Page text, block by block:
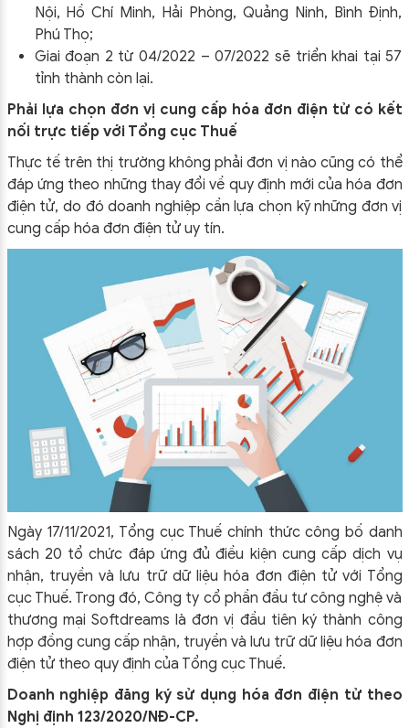
Nội, Hồ Chí Minh, Hải Phòng, Quảng Ninh, Bình Định,
Phú Thọ;
Giai đoạn 2 từ 04/2022 – 07/2022 sẽ triển khai tại 57
tỉnh thành còn lại.
Phải lựa chọn đơn vị cung cấp hóa đơn điện tử có kết
nối trực tiếp với Tổng cục Thuế
Thực tế trên thị trường không phải đơn vị nào cũng có thể
đáp ứng theo những thay đổi về quy định mới của hóa đơn
điện tử, do đó doanh nghiệp cần lựa chọn kỹ những đơn vị
cung cấp hóa đơn điện tử uy tín.
Ngày 17/11/2021, Tổng cục Thuế chính thức công bố danh
sách 20 tổ chức đáp ứng đủ điều kiện cung cấp dịch vụ
nhận, truyền và lưu trữ dữ liệu hóa đơn điện tử với Tổng
cục Thuế. Trong đó, Công ty cổ phần đầu tư công nghệ và
thương mại Softdreams là đơn vị đầu tiên ký thành công
hợp đồng cung cấp nhận, truyền và lưu trữ dữ liệu hóa đơn
điện tử theo quy định của Tổng cục Thuế.
Doanh nghiệp đăng ký sử dụng hóa đơn điện tử theo
Nghị định 123/2020/NĐ-CP.